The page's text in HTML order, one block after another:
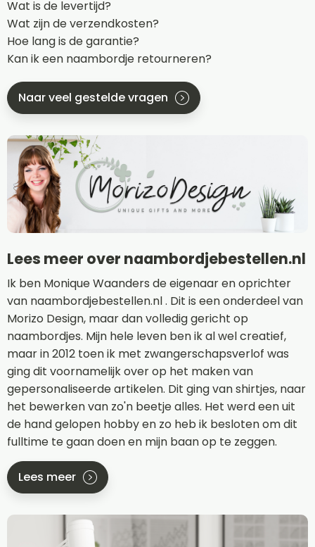
Wat is de levertijd?
Wat zijn de verzendkosten?
Hoe lang is de garantie?
Kan ik een naambordje retourneren?
Naar veel gestelde vragen
Lees meer over naambordjebestellen.nl
Ik ben Monique Waanders de eigenaar en oprichter
van naambordjebestellen.nl . Dit is een onderdeel van
Morizo Design, maar dan volledig gericht op
naambordjes. Mijn hele leven ben ik al wel creatief,
maar in 2012 toen ik met zwangerschapsverlof was
ging dit voornamelijk over op het maken van
gepersonaliseerde artikelen. Dit ging van shirtjes, naar
het bewerken van zo'n beetje alles. Het werd een uit
de hand gelopen hobby en zo heb ik besloten om dit
fulltime te gaan doen en mijn baan op te zeggen.
Lees meer